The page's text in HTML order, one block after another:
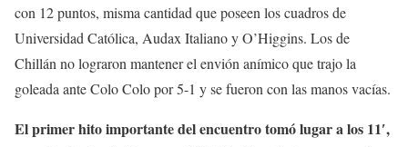
con 12 puntos, misma cantidad que poseen los cuadros de
Universidad Católica, Audax Italiano y O’Higgins. Los de
Chillán no lograron mantener el envión anímico que trajo la
goleada ante Colo Colo por 5-1 y se fueron con las manos vacías.
El primer hito importante del encuentro tomó lugar a los 11′,